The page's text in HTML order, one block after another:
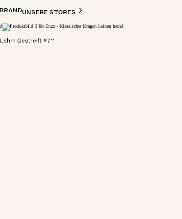
BRANDUNSERE STORES
Lehm Gestreift #711